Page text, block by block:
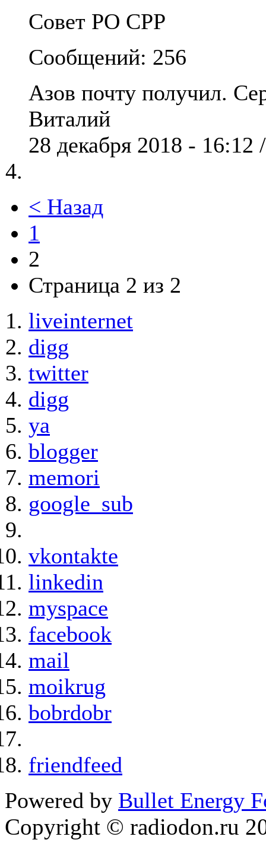
Совет РО СРР
Сообщений: 256
Азов почту получил.
Виталий
28 декабря 2018 - 16:12
< Назад
1
2
Страница 2 из 2
liveinternet
digg
twitter
digg
ya
blogger
memori
google_sub
vkontakte
linkedin
myspace
facebook
mail
moikrug
bobrdobr
friendfeed
Powered by Bullet Energy
Copyright © radiodon.ru